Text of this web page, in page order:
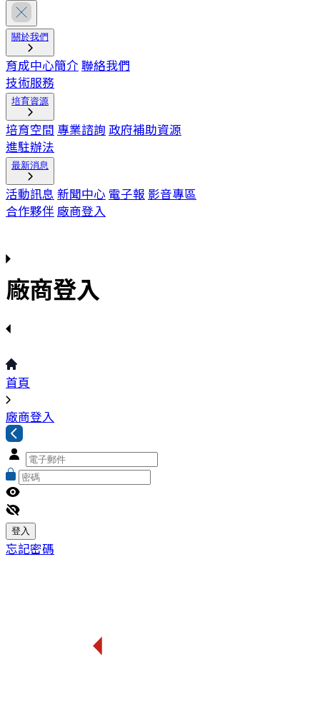
關於我們
育成中心簡介 聯絡我們
技術服務
培育資源
培育空間 專業諮詢 政府補助資源
進駐辦法
最新消息
活動訊息 新聞中心 電子報 影音專區
合作夥伴 廠商登入
廠商登入
首頁
廠商登入
忘記密碼